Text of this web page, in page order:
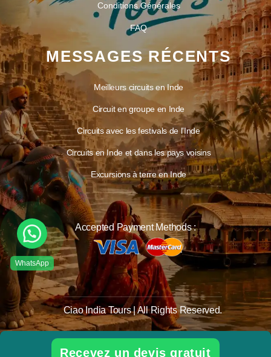
Conditions Générales
FAQ
MESSAGES RÉCENTS
Meilleurs circuits en Inde
Circuit en groupe en Inde
Circuits avec les festivals de l’Inde
Circuits en Inde et dans les pays voisins
Excursions à terre en Inde
Accepted Payment Methods :
Ciao India Tours | All Rights Reserved.
Recevez un devis gratuit